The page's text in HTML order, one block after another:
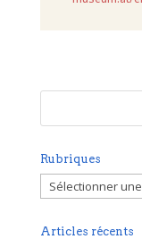
Rubriques
Rubriques
Articles récents